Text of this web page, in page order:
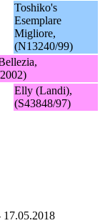
Toshiko's
Esemplare
Migliore,
(N13240/99)
Elly (Landi),
(S43848/97)
17.05.2018